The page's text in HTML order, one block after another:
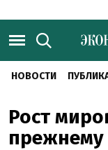
НОВОСТИ
Рост
прежнему